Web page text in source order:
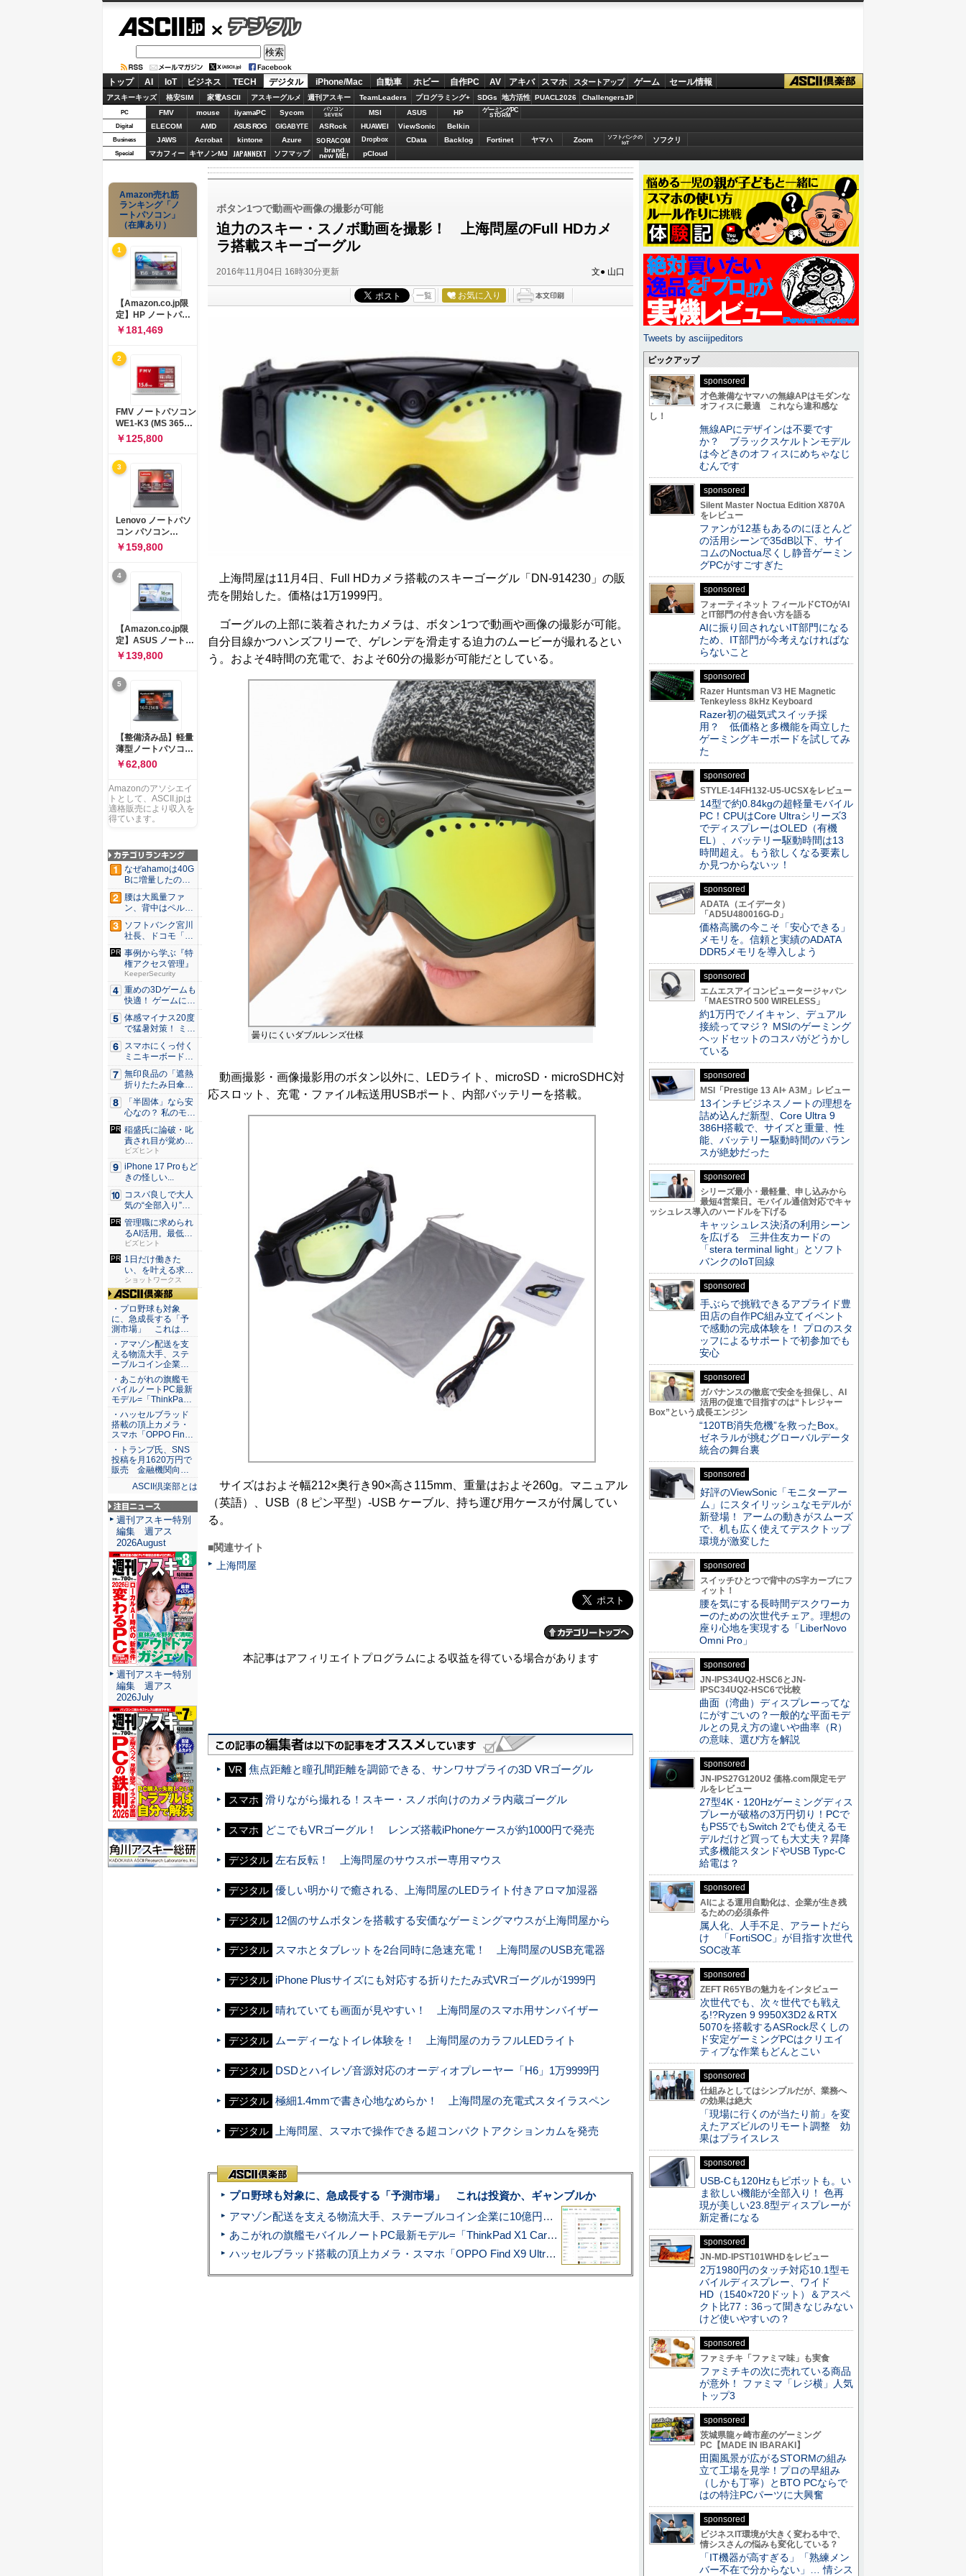
デジタル
トップ AI IoT ビジネス TECH デジタル iPhone/Mac 自動車 ホビー 自作PC AV アキバ スマホ スタートアップ ゲーム セール情報
アスキーキッズ 格安SIM 家電ASCII アスキーグルメ 週刊アスキー TeamLeaders プログラミング+ SDGs 地方活性 PUACL2026 ChallengersJP
PC FMV mouse iiyamaPC Sycom
パソコン
SEVEN
MSI ASUS HP ゲーミングPC
STORM
Digital ELECOM AMD ASUS ROG GIGABYTE ASRock HUAWEI ViewSonic Belkin
Business JAWS Acrobat kintone Azure SORACOM Dropbox CData Backlog Fortinet ヤマハ Zoom
ソフトバンクの
IoT
ソフクリ
Special マカフィー キヤノンMJ JAPANNEXT ソフマップ brand
new ME! pCloud
ボタン1つで動画や画像の撮影が可能
迫力のスキー・スノボ動画を撮影！ 上海問屋のFull HDカメ
ラ搭載スキーゴーグル
2016年11月04日 16時30分更新 文● 山口
一覧 お気に入り
上海問屋は11月4日、Full HDカメラ搭載のスキーゴーグル「DN-914230」の販
売を開始した。価格は1万1999円。
ゴーグルの上部に装着されたカメラは、ボタン1つで動画や画像の撮影が可能。
自分目線かつハンズフリーで、ゲレンデを滑走する迫力のムービーが撮れるとい
う。およそ4時間の充電で、およそ60分の撮影が可能だとしている。
曇りにくいダブルレンズ仕様
動画撮影・画像撮影用のボタン以外に、LEDライト、microSD・microSDHC対
応スロット、充電・ファイル転送用USBポート、内部バッテリーを搭載。
サイズはおよそ幅212×奥行き90×高さ115mm、重量はおよそ260g。マニュアル
（英語）、USB（8 ピン平型）-USB ケーブル、持ち運び用ケースが付属してい
る。
■関連サイト
上海問屋
本記事はアフィリエイトプログラムによる収益を得ている場合があります
VR 焦点距離と瞳孔間距離を調節できる、サンワサプライの3D VRゴーグル
スマホ 滑りながら撮れる！スキー・スノボ向けのカメラ内蔵ゴーグル
スマホ どこでもVRゴーグル！ レンズ搭載iPhoneケースが約1000円で発売
デジタル 左右反転！ 上海問屋のサウスポー専用マウス
デジタル 優しい明かりで癒される、上海問屋のLEDライト付きアロマ加湿器
デジタル 12個のサムボタンを搭載する安価なゲーミングマウスが上海問屋から
デジタル スマホとタブレットを2台同時に急速充電！ 上海問屋のUSB充電器
デジタル iPhone Plusサイズにも対応する折りたたみ式VRゴーグルが1999円
デジタル 晴れていても画面が見やすい！ 上海問屋のスマホ用サンバイザー
デジタル ムーディーなトイレ体験を！ 上海問屋のカラフルLEDライト
デジタル DSDとハイレゾ音源対応のオーディオプレーヤー「H6」1万9999円
デジタル 極細1.4mmで書き心地なめらか！ 上海問屋の充電式スタイラスペン
デジタル 上海問屋、スマホで操作できる超コンパクトアクションカムを発売
プロ野球も対象に、急成長する「予測市場」 これは投資か、ギャンブルか
アマゾン配送を支える物流大手、ステーブルコイン企業に10億円投資のワケ
あこがれの旗艦モバイルノートPC最新モデル=「ThinkPad X1 Carbon Gen 14 Aura Edition」実機レビュー
ハッセルブラッド搭載の頂上カメラ・スマホ「OPPO Find X9 Ultra」実写レビュー=プロが本気で徹底撮影しました!!
Amazon売れ筋
ランキング「ノ
ートパソコン」
（在庫あり）
1
【Amazon.co.jp限
定】HP ノートパソ
コン 15-fd 15.6イン
チ インテル Core 5
120U メモリ16GB
SSD512GB
Windows 11
Microsoft Office
2024搭載 WPS
Office搭載 カメラシ
ャッター 指紋認証 薄
型 Copilotキー搭載
ナチュラルシルバー
￥181,469
2
FMV ノートパソコン
WE1-K3 (MS 365
Personal/Copilotキ
ー搭載/Win 11/15.6
型/Core
i5/16GB/SSD
512GB/ホワイト)
FMVWK3E15W_AZ
￥125,800
3
Lenovo ノートパソ
コン パソコン
IdeaPad Slim 3 14.0
インチ AMD
Ryzen™ 5 8640HS
メモリ16GB
SSD512GB
Microsoft 365 試用
版 Windows11 バッ
テリー駆動12.6時間
重量1.39kg ルナグレ
ー 83K9003JJP ノー
トPC
￥159,800
4
【Amazon.co.jp限
定】ASUS ノートパ
ソコン Vivobook 15
M1502NAQ 15.6イ
ンチ AMD Ryzen 7
170 メモリ16GB
SSD 512GB
Microsoft 365
Personal (24か月版)
搭載 Windows 11 重
量1.7kg Wi-Fi 6E ク
ワイエットブルー
M1502NAQ-
￥139,800
5
【整備済み品】軽量
薄型ノートパソコン
dynabook G83 ■
13.3型
FHD(1920x1080) -
高性能第11世代Core
i5-1135G7 - メモリ
16GB - SSD 256GB
USB Type-C - MS
Office 2021 - Win11
搭載
￥62,800
Amazonのアソシエイ
トとして、ASCII.jpは
適格販売により収入を
得ています。
なぜahamoは40G
Bに増量したの
か ...
腰は大風量ファ
ン、背中はペルチ
ェ冷却。ダ...
ソフトバンク宮川
社長、ドコモ「ah
amo...
事例から学ぶ『特
権アクセス管理』
KeeperSecurity
重めの3Dゲームも
快適！ ゲームに強
いH...
体感マイナス20度
で猛暑対策！ ミズ
ノの...
スマホにくっ付く
ミニキーボード！
触ってわ...
無印良品の「遮熱
折りたたみ日傘」
約160...
「半固体」なら安
心なの？ 私のモバ
イルバ...
稲盛氏に論破・叱
責され目が覚め
た。経営者...
ビズヒント
iPhone 17 Proもど
きの怪しい...
コスパ良しで大人
気の“全部入り”の
アンド...
管理職に求められ
るAI活用。最低限
やるべ...
ビズヒント
1日だけ働きた
い、を叶える求人
サイト
ショットワークス
ASCII倶楽部
・プロ野球も対象
に、急成長する「予
測市場」 これは…
・アマゾン配送を支
える物流大手、ステ
ーブルコイン企業…
・あこがれの旗艦モ
バイルノートPC最新
モデル=「ThinkPa…
・ハッセルブラッド
搭載の頂上カメラ・
スマホ「OPPO Fin…
・トランプ氏、SNS
投稿を月1620万円で
販売 金融機関向…
ASCII倶楽部とは
注目ニュース
週刊アスキー特別
編集 週アス
2026August
週刊アスキー特別
編集 週アス
2026July
Tweets by asciijpeditors
ピックアップ
sponsored
才色兼備なヤマハの無線APはモダンな
オフィスに最適 これなら違和感な
し！
無線APにデザインは不要です
か？ ブラックスケルトンモデル
は今どきのオフィスにめちゃなじ
むんです
sponsored
Silent Master Noctua Edition X870A
をレビュー
ファンが12基もあるのにほとんど
の活用シーンで35dB以下、サイ
コムのNoctua尽くし静音ゲーミン
グPCがすごすぎた
sponsored
フォーティネット フィールドCTOがAI
とIT部門の付き合い方を語る
AIに振り回されないIT部門になる
ため、IT部門が今考えなければな
らないこと
sponsored
Razer Huntsman V3 HE Magnetic
Tenkeyless 8kHz Keyboard
Razer初の磁気式スイッチ採
用？ 低価格と多機能を両立した
ゲーミングキーボードを試してみ
た
sponsored
STYLE-14FH132-U5-UCSXをレビュー
14型で約0.84kgの超軽量モバイル
PC！CPUはCore Ultraシリーズ3
でディスプレーはOLED（有機
EL）、バッテリー駆動時間は13
時間超え。もう欲しくなる要素し
か見つからないッ！
sponsored
ADATA（エイデータ）
「AD5U480016G-D」
価格高騰の今こそ「安心できる」
メモリを。信頼と実績のADATA
DDR5メモリを導入しよう
sponsored
エムエスアイコンピュータージャパン
「MAESTRO 500 WIRELESS」
約1万円でノイキャン、デュアル
接続ってマジ？ MSIのゲーミング
ヘッドセットのコスパがどうかし
ている
sponsored
MSI「Prestige 13 AI+ A3M」レビュー
13インチビジネスノートの理想を
詰め込んだ新型、Core Ultra 9
386H搭載で、サイズと重量、性
能、バッテリー駆動時間のバラン
スが絶妙だった
sponsored
シリーズ最小・最軽量、申し込みから
最短4営業日。モバイル通信対応でキャ
ッシュレス導入のハードルを下げる
キャッシュレス決済の利用シーン
を広げる 三井住友カードの
「stera terminal light」とソフト
バンクのIoT回線
sponsored
手ぶらで挑戦できるアプライド豊
田店の自作PC組み立てイベント
で感動の完成体験を！ プロのスタ
ッフによるサポートで初参加でも
安心
sponsored
ガバナンスの徹底で安全を担保し、AI
活用の促進で目指すのは“トレジャー
Box”という成長エンジン
“120TB消失危機”を救ったBox。
ゼネラルが挑むグローバルデータ
統合の舞台裏
sponsored
好評のViewSonic「モニターアー
ム」にスタイリッシュなモデルが
新登場！ アームの動きがスムーズ
で、机も広く使えてデスクトップ
環境が激変した
sponsored
スイッチひとつで背中のS字カーブにフ
ィット！
腰を気にする長時間デスクワーカ
ーのための次世代チェア。理想の
座り心地を実現する「LiberNovo
Omni Pro」
sponsored
JN-IPS34UQ2-HSC6とJN-
IPSC34UQ2-HSC6で比較
曲面（湾曲）ディスプレーってな
にがすごいの？一般的な平面モデ
ルとの見え方の違いや曲率（R）
の意味、選び方を解説
sponsored
JN-IPS27G120U2 価格.com限定モデ
ルをレビュー
27型4K・120Hzゲーミングディス
プレーが破格の3万円切り！PCで
もPS5でもSwitch 2でも使えるモ
デルだけど買っても大丈夫？昇降
式多機能スタンドやUSB Typc-C
給電は？
sponsored
AIによる運用自動化は、企業が生き残
るための必須条件
属人化、人手不足、アラートだら
け 「FortiSOC」が目指す次世代
SOC改革
sponsored
ZEFT R65YBの魅力をインタビュー
次世代でも、次々世代でも戦え
る!?Ryzen 9 9950X3D2＆RTX
5070を搭載するASRock尽くしの
ド安定ゲーミングPCはクリエイ
ティブな作業もどんとこい
sponsored
仕組みとしてはシンプルだが、業務へ
の効果は絶大
「現場に行くのが当たり前」を変
えたアズビルのリモート調整 効
果はプライスレス
sponsored
USB-Cも120Hzもピボットも。い
ま欲しい機能が全部入り！ 色再
現が美しい23.8型ディスプレーが
新定番になる
sponsored
JN-MD-IPST101WHDをレビュー
2万1980円のタッチ対応10.1型モ
バイルディスプレー、ワイド
HD（1540×720ドット）＆アスペ
クト比77：36って聞きなじみない
けど使いやすいの？
sponsored
ファミチキ「ファミマ味」も実食
ファミチキの次に売れている商品
が意外！ ファミマ「レジ横」人気
トップ3
sponsored
茨城県龍ヶ崎市産のゲーミング
PC【MADE IN IBARAKI】
田園風景が広がるSTORMの組み
立て工場を見学！プロの早組み
（しかも丁寧）とBTO PCならで
はの特注PCパーツに大興奮
sponsored
ビジネスIT環境が大きく変わる中で、
情シスさんの悩みも変化している？
「IT機器が高すぎる」「熟練メン
バー不在で分からない」… 情シス